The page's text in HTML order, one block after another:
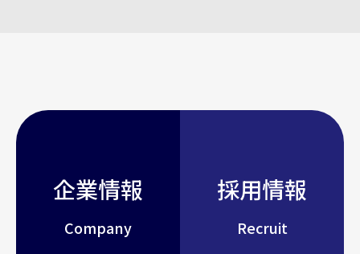
企業情報
Company
採用情報
Recruit